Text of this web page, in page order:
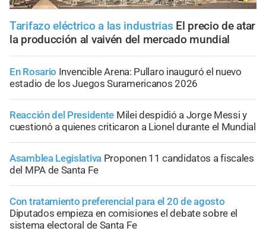
Tarifazo eléctrico a las industrias El precio de atar
la producción al vaivén del mercado mundial
En Rosario Invencible Arena: Pullaro inauguró el nuevo
estadio de los Juegos Suramericanos 2026
Reacción del Presidente Milei despidió a Jorge Messi y
cuestionó a quienes criticaron a Lionel durante el Mundial
Asamblea Legislativa Proponen 11 candidatos a fiscales
del MPA de Santa Fe
Con tratamiento preferencial para el 20 de agosto
Diputados empieza en comisiones el debate sobre el
sistema electoral de Santa Fe